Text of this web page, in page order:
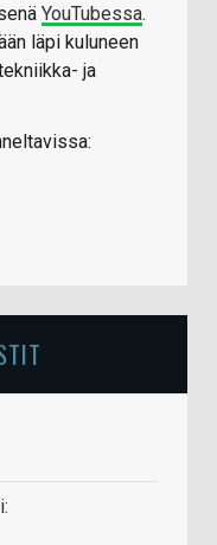
YouTubessa.
läpi kuluneen
ja